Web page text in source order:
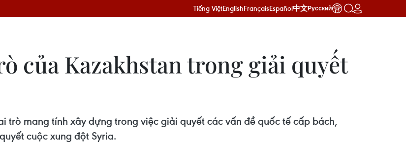
Tiếng ViệtEnglishFrançaisEspañol中文Русский
của Kazakhstan trong giải quyết
trò mang tính xây dựng trong việc giải quyết các vấn đề quốc tế cấp bách,
cuộc xung đột Syria.